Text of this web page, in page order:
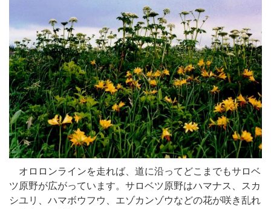
オロロンラインを走れば、道に沿ってどこまでもサロベ
ツ原野が広がっています。サロベツ原野はハマナス、スカ
シユリ、ハマボウフウ、エゾカンゾウなどの花が咲き乱れ